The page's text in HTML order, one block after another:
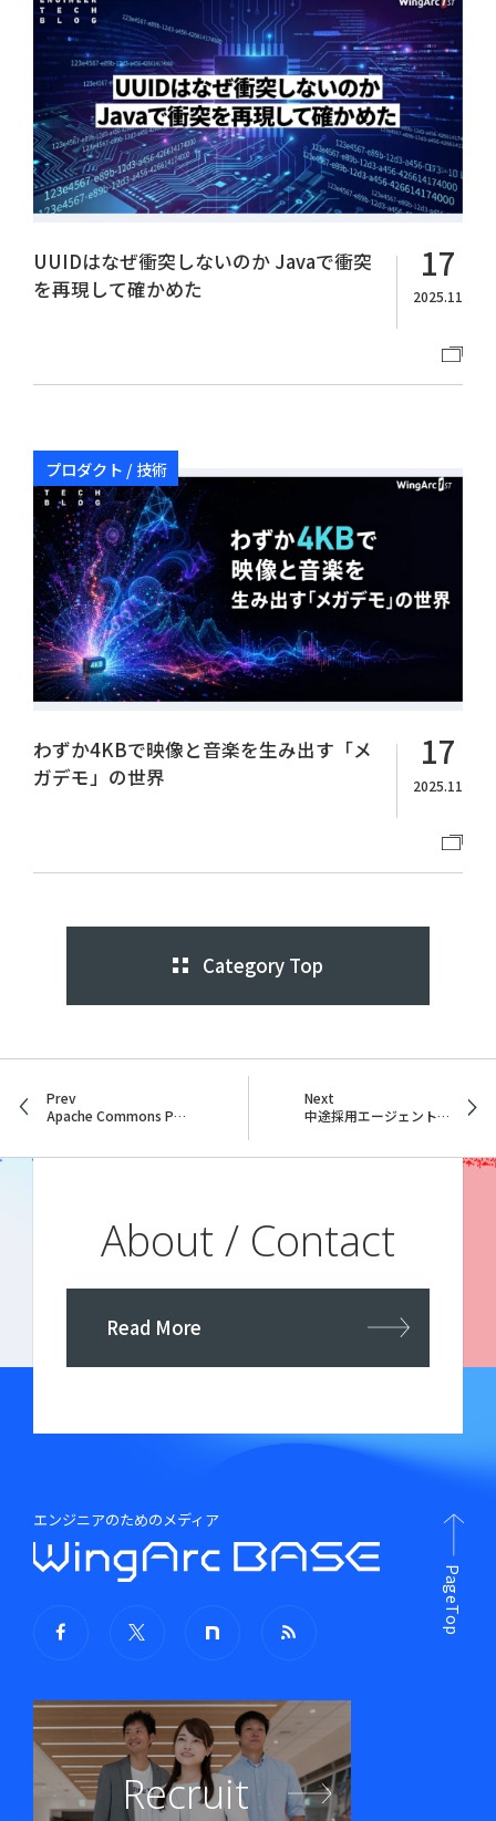
UUIDはなぜ衝突しないのか Javaで衝突
を再現して確かめた
17
2025.11
プロダクト / 技術
わずか4KBで映像と音楽を生み出す「メ
ガデモ」の世界
17
2025.11
Category Top
Prev
Apache Commons Poolの機能
Next
中途採用エージェントから新卒人事へ──ウイングアーク１ｓｔでの挑戦
About / Contact
Read More
エンジニアのためのメディア
Recruit
PageTop